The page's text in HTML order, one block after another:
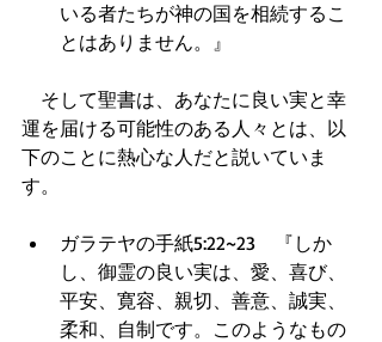
いる者たちが神の国を相続するこ
とはありません。』
そして聖書は、あなたに良い実と幸
運を届ける可能性のある人々とは、以
下のことに熱心な人だと説いていま
す。
ガラテヤの手紙5:22~23　『しか
し、御霊の良い実は、愛、喜び、
平安、寛容、親切、善意、誠実、
柔和、自制です。このようなもの